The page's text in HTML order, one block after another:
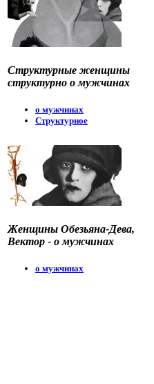
Структурные женщины
структурно о мужчинах
о мужчинах
Структурное
Женщины Обезьяна-Дева,
Вектор - о мужчинах
о мужчинах